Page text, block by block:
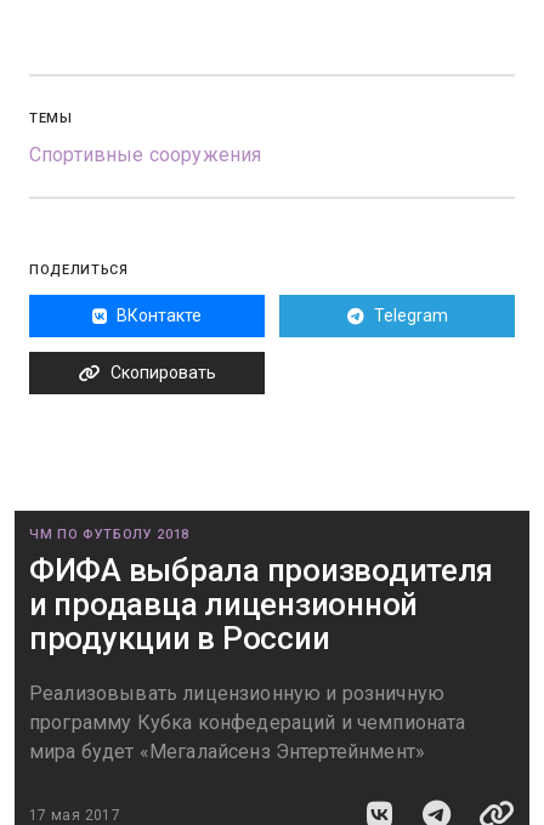
ТЕМЫ
Спортивные сооружения
ПОДЕЛИТЬСЯ
ВКонтакте Telegram
Скопировать
ЧМ ПО ФУТБОЛУ 2018
ФИФА выбрала производителя
и продавца лицензионной
продукции в России
Реализовывать лицензионную и розничную
программу Кубка конфедераций и чемпионата
мира будет «Мегалайсенз Энтертейнмент»
17 мая 2017